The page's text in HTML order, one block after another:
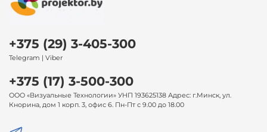
+375 (29) 3-405-300
Telegram | Viber
+375 (17) 3-500-300
ООО «Визуальные Технологии» УНП 193625138 Адрес: г.Минск, ул.
Кнорина, дом 1 корп. 3, офис 6. Пн-Пт с 9.00 до 18.00